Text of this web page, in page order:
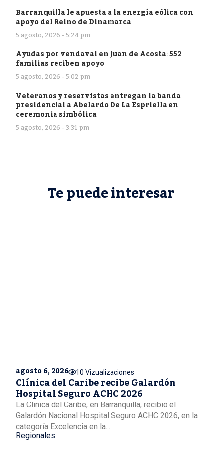
Barranquilla le apuesta a la energía eólica con
apoyo del Reino de Dinamarca
5 agosto, 2026 - 5:24 pm
Ayudas por vendaval en Juan de Acosta: 552
familias reciben apoyo
5 agosto, 2026 - 5:02 pm
Veteranos y reservistas entregan la banda
presidencial a Abelardo De La Espriella en
ceremonia simbólica
5 agosto, 2026 - 3:31 pm
Te puede interesar
agosto 6, 2026 10 Vizualizaciones
Clínica del Caribe recibe Galardón
Hospital Seguro ACHC 2026
La Clínica del Caribe, en Barranquilla, recibió el
Galardón Nacional Hospital Seguro ACHC 2026, en la
categoría Excelencia en la...
Regionales